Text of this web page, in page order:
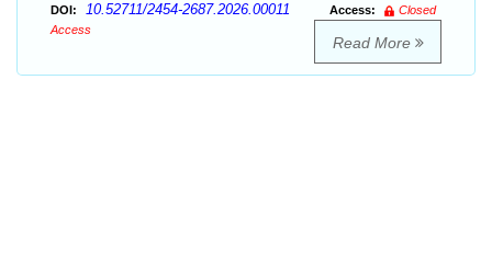
DOI: 10.52711/2454-2687.2026.00011 Access:
Closed
Access
Read More